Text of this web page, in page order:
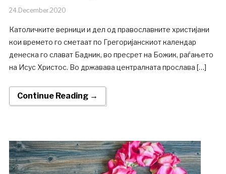
24.December.2020
Католичките верници и дел од православните христијани
кои времето го сметаат по Грегоријанскиот календар
денеска го слават Бадник, во пресрет на Божик, раѓањето
на Исус Христос. Во државава централната прослава […]
Continue Reading →